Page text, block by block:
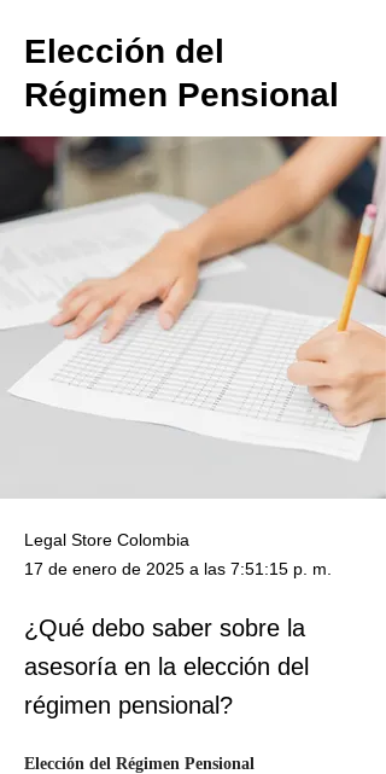
Elección del
Régimen Pensional
Legal Store Colombia
17 de enero de 2025 a las 7:51:15 p. m.
¿Qué debo saber sobre la
asesoría en la elección del
régimen pensional?
Elección del Régimen Pensional